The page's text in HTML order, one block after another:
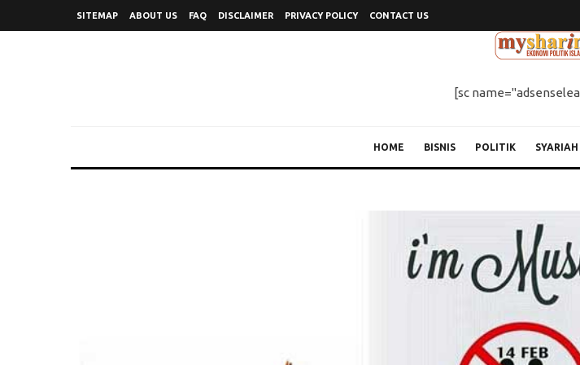
SITEMAP ABOUT US FAQ DISCLAIMER PRIVACY POLICY CONTACT US
[sc
HOME BISNIS POLITIK SYARIAH